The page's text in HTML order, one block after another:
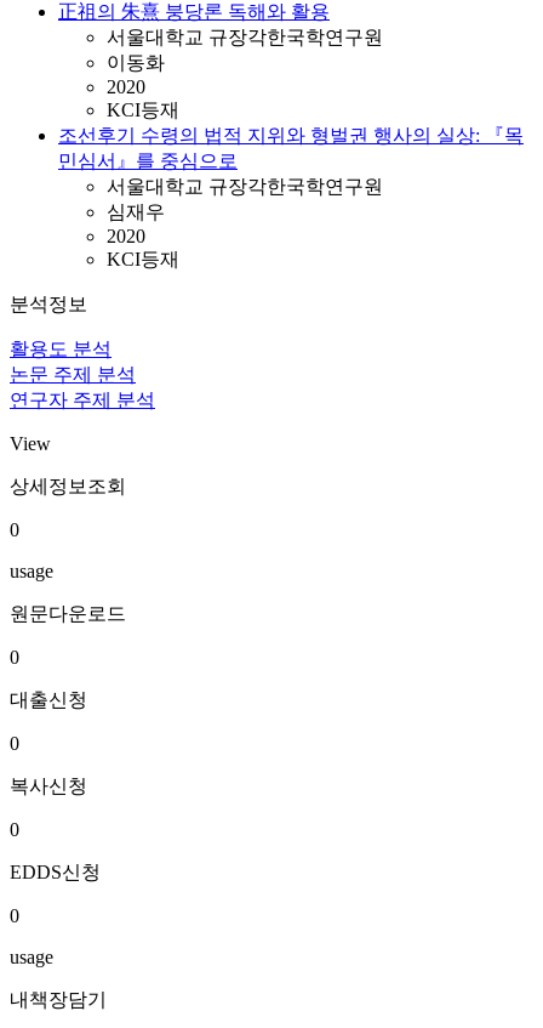
正祖의 朱熹 붕당론 독해와 활용
서울대학교 규장각한국학연구원
이동화
2020
KCI등재
조선후기 수령의 법적 지위와 형벌권 행사의 실상: 『목
민심서』를 중심으로
서울대학교 규장각한국학연구원
심재우
2020
KCI등재
분석정보
활용도 분석
논문 주제 분석
연구자 주제 분석
View
상세정보조회
0
usage
원문다운로드
0
대출신청
0
복사신청
0
EDDS신청
0
usage
내책장담기